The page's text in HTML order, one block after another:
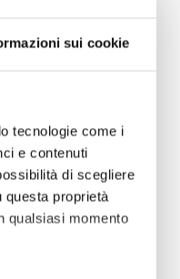
sui cookie
tecnologie come i
e contenuti
di scegliere
proprietà
qualsiasi momento
di
di atto
servizio i cui